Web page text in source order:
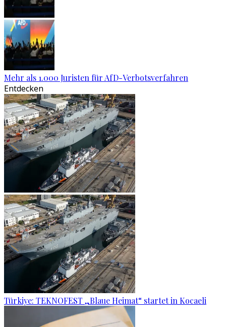
Mehr als 1.000 Juristen für AfD-Verbotsverfahren
Entdecken
Türkiye: TEKNOFEST „Blaue Heimat“ startet in Kocaeli